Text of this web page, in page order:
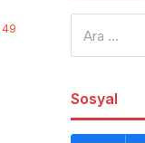
49
Sosyal